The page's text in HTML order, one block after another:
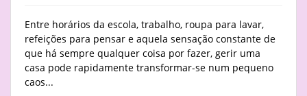
Entre horários da escola, trabalho, roupa para lavar,
refeições para pensar e aquela sensação constante de
que há sempre qualquer coisa por fazer, gerir uma
casa pode rapidamente transformar-se num pequeno
caos...